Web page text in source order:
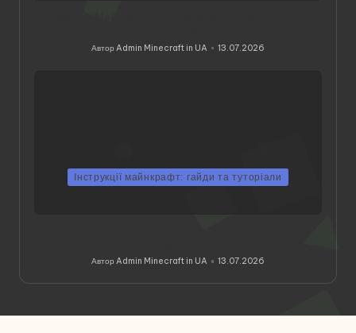
Опубліковано
АвторAdmin Minecraft in UA 13.07.2026
Інструкції майнкрафт: гайди та туторіали
Опубліковано
АвторAdmin Minecraft in UA 13.07.2026